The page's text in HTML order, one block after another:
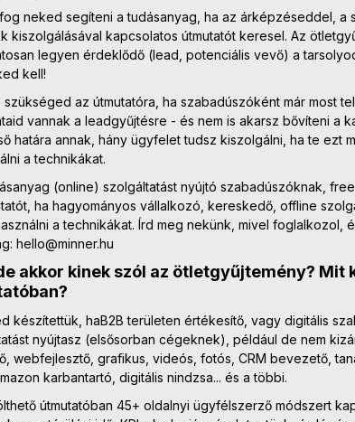
fog neked segíteni a tudásanyag, ha az árképzéseddel, a
kiszolgálásával kapcsolatos útmutatót keresel. Az
legyen érdeklődő (lead, potenciális vevő) a
kell!
szükséged az útmutatóra, ha szabadúszóként már most
vannak a leadgyűjtésre - és nem is akarsz bővíteni a
határa annak, hány ügyfelet tudsz kiszolgálni, ha te ezt
a technikákat.
(online) szolgáltatást nyújtó szabadúszóknak,
ha hagyományos vállalkozó, kereskedő, offline
a technikákat. Írd meg nekünk, mivel foglalkozol,
hello@minner.hu
akkor kinek szól az ötletgyűjtemény? Mit
készítettük, haB2B területen értékesítő, vagy digitális
nyújtasz (elsősorban cégeknek), például de nem
webfejlesztő, grafikus, videós, fotós, CRM bevezető,
karbantartó, digitális nindzsa... és a többi.
útmutatóban 45+ oldalnyi ügyfélszerző módszert